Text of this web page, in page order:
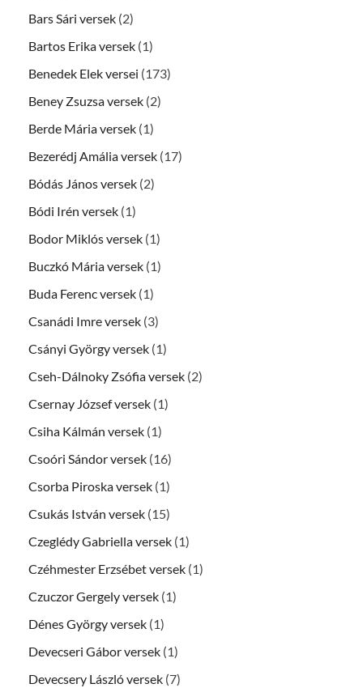
Bars Sári versek (2)
Bartos Erika versek (1)
Benedek Elek versei (173)
Beney Zsuzsa versek (2)
Berde Mária versek (1)
Bezerédj Amália versek (17)
Bódás János versek (2)
Bódi Irén versek (1)
Bodor Miklós versek (1)
Buczkó Mária versek (1)
Buda Ferenc versek (1)
Csanádi Imre versek (3)
Csányi György versek (1)
Cseh-Dálnoky Zsófia versek (2)
Csernay József versek (1)
Csiha Kálmán versek (1)
Csoóri Sándor versek (16)
Csorba Piroska versek (1)
Csukás István versek (15)
Czeglédy Gabriella versek (1)
Czéhmester Erzsébet versek (1)
Czuczor Gergely versek (1)
Dénes György versek (1)
Devecseri Gábor versek (1)
Devecsery László versek (7)